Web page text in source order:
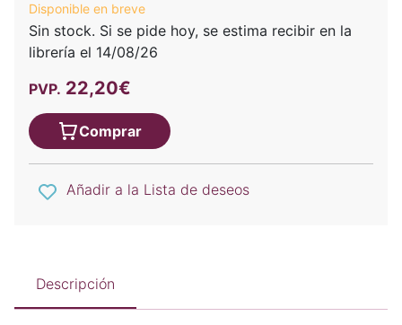
Disponible en breve
Sin stock. Si se pide hoy, se estima recibir en la
librería el 14/08/26
PVP. 22,20€
Comprar
Añadir a la Lista de deseos
Descripción